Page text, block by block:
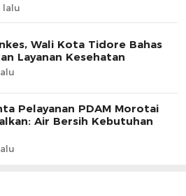
lalu
Wali Kota Tidore Bahas
Layanan Kesehatan
Pelayanan PDAM Morotai
Air Bersih Kebutuhan